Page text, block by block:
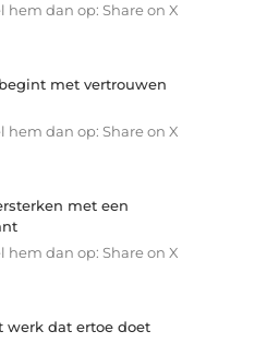
hem dan op: Share on X
met vertrouwen
hem dan op: Share on X
met een
hem dan op: Share on X
werk dat ertoe doet